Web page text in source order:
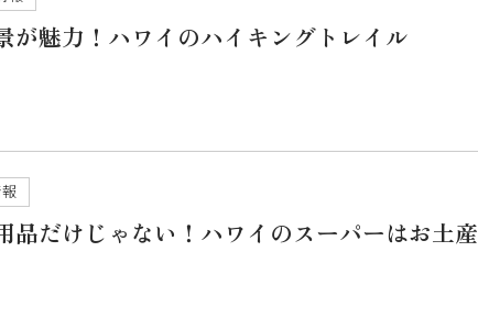
が魅力！ハワイのハイキングトレイル
品だけじゃない！ハワイのスーパーはお土産